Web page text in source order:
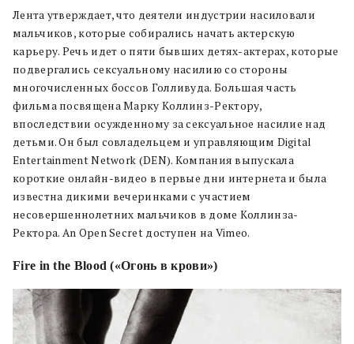
Лента утверждает, что деятели индустрии насиловали
мальчиков, которые собирались начать актерскую
карьеру. Речь идет о пяти бывших детях-актерах, которые
подвергались сексуальному насилию со стороны
многочисленных боссов Голливуда. Большая часть
фильма посвящена Марку Коллинз-Ректору,
впоследствии осужденному за сексуальное насилие над
детьми. Он был совладельцем и управляющим Digital
Entertainment Network (DEN). Компания выпускала
короткие онлайн-видео в первые дни интернета и была
известна дикими вечеринками с участием
несовершеннолетних мальчиков в доме Коллинза-
Ректора. An Open Secret доступен на Vimeo.
Fire in the Blood («Огонь в крови»)